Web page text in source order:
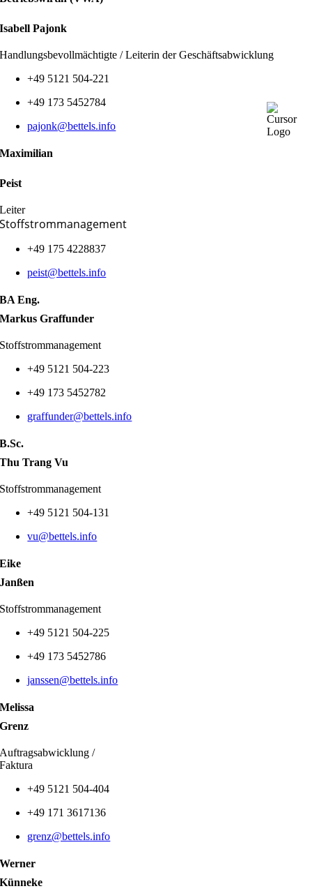
IsabellPajonk
Handlungsbevollmächtigte / Leiterin der Geschäftsabwicklung
+49 5121 504-221
+49 173 5452784
pajonk@bettels.info
Maximilian
Peist
Leiter
Stoffstrommanagement
+49 175 4228837
peist@bettels.info
BA Eng.
Markus Graffunder
Stoffstrommanagement
+49 5121 504-223
+49 173 5452782
graffunder@bettels.info
B.Sc.
Thu Trang Vu
Stoffstrommanagement
+49 5121 504-131
vu@bettels.info
Eike
Janßen
Stoffstrommanagement
+49 5121 504-225
+49 173 5452786
janssen@bettels.info
Melissa
Grenz
Auftragsabwicklung /
Faktura
+49 5121 504-404
+49 171 3617136
grenz@bettels.info
Werner
Künneke